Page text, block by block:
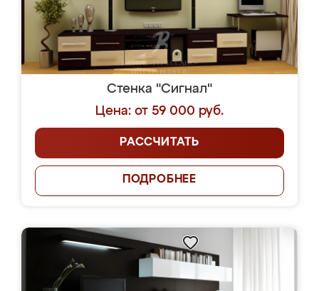
Стенка "Сигнал"
Цена: от 59 000 руб.
РАССЧИТАТЬ
ПОДРОБНЕЕ